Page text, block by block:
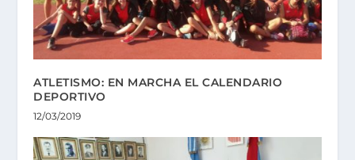
ATLETISMO: EN MARCHA EL CALENDARIO
DEPORTIVO
12/03/2019